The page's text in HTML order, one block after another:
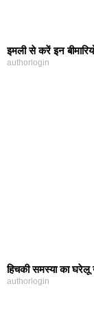
इमली से करें इन
authorlogin
हिचकी समस्‍या का घरेलू
authorlogin